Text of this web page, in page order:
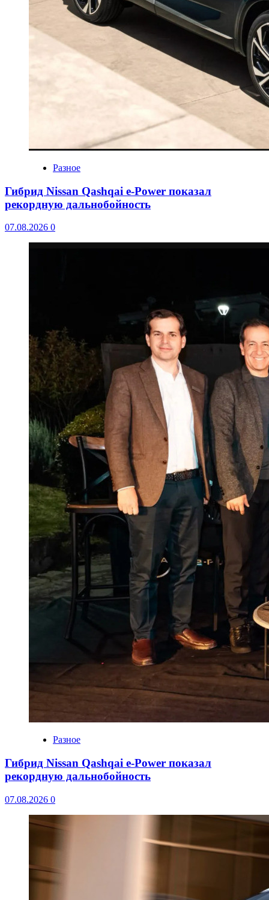
Разное
Гибрид Nissan Qashqai e-Power показал
рекордную дальнобойность
07.08.2026 0
Разное
Гибрид Nissan Qashqai e-Power показал
рекордную дальнобойность
07.08.2026 0